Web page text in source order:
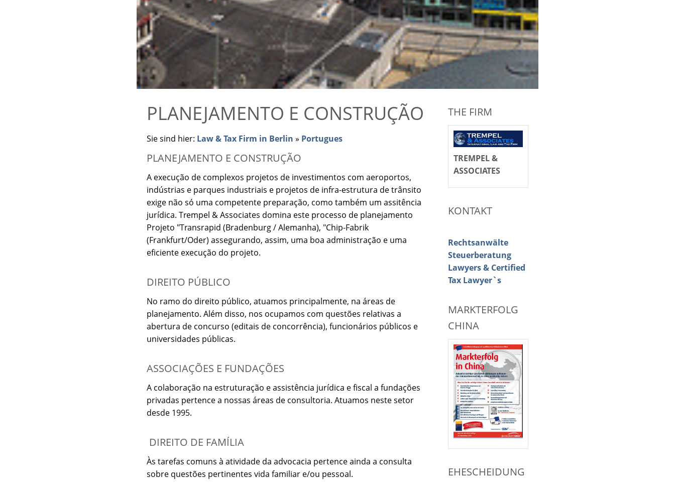
PLANEJAMENTO E CONSTRUÇÃO
Sie sind hier: Law & Tax Firm in Berlin » Portugues
PLANEJAMENTO E CONSTRUÇÃO
A execução de complexos projetos de investimentos com aeroportos,
indústrias e parques industriais e projetos de infra-estrutura de trânsito
exige não só uma competente preparação, como também um assitência
jurídica. Trempel & Associates domina este processo de planejamento
Projeto "Transrapid (Bradenburg / Alemanha), "Chip-Fabrik
(Frankfurt/Oder) assegurando, assim, uma boa administração e uma
eficiente execução do projeto.
DIREITO PÚBLICO
No ramo do direito público, atuamos principalmente, na áreas de
planejamento. Além disso, nos ocupamos com questões relativas a
abertura de concurso (editais de concorrência), funcionários públicos e
universidades públicas.
ASSOCIAÇÕES E FUNDAÇÕES
A colaboração na estruturação e assistência jurídica e fiscal a fundações
privadas pertence a nossas áreas de consultoria. Atuamos neste setor
desde 1995.
DIREITO DE FAMÍLIA
Às tarefas comuns à atividade da advocacia pertence ainda a consulta
sobre questões pertinentes vida familiar e/ou pessoal.
THE FIRM
TREMPEL &
ASSOCIATES
KONTAKT
Rechtsanwälte
Steuerberatung
Lawyers & Certified
Tax Lawyer`s
MARKTERFOLG
CHINA
EHESCHEIDUNG